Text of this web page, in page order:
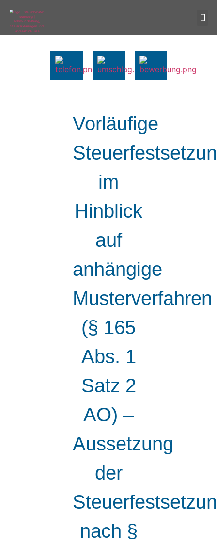
Vorläufige
im
Hinblick
auf
anhängige
Musterverfahren
(§ 165
Abs. 1
Satz 2
AO) –
Aussetzung
der
nach §